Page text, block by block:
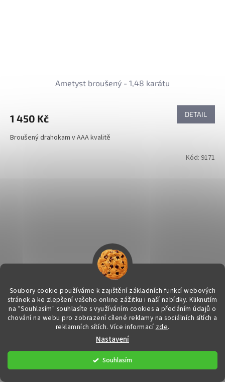
Soubory cookie používáme k zajištění základních funkcí webových
stránek a ke zlepšení vašeho online zážitku i naší nabídky. Kliknutím
na "Souhlasím" souhlasíte s využíváním cookies a předáním údajů o
chování na webu pro zobrazení cílené reklamy na sociálních sítích a
reklamních sítích. Více informací zde.
Nastavení
Souhlasím
Ametyst broušený - 1,48 karátu
1 450 Kč DETAIL
Broušený drahokam v AAA kvalitě
Ametyst broušený - 1,8 karátu
1 250 Kč DETAIL
Broušený drahokam v AAA kvalitě
Kód: 9171